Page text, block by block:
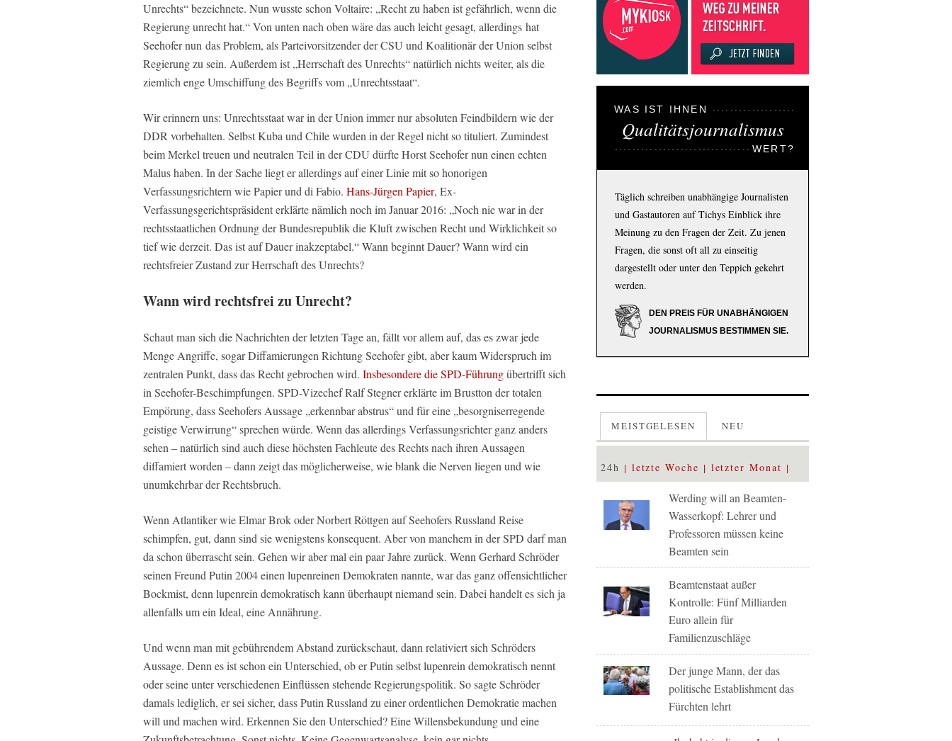
Unrechts“ bezeichnete. Nun wusste schon Voltaire: „Recht zu haben ist gefährlich, wenn die
Regierung unrecht hat.“ Von unten nach oben wäre das auch leicht gesagt, allerdings hat
Seehofer nun das Problem, als Parteivorsitzender der CSU und Koalitionär der Union selbst
Regierung zu sein. Außerdem ist „Herrschaft des Unrechts“ natürlich nichts weiter, als die
ziemlich enge Umschiffung des Begriffs vom „Unrechtsstaat“.
Wir erinnern uns: Unrechtsstaat war in der Union immer nur absoluten Feindbildern wie der
DDR vorbehalten. Selbst Kuba und Chile wurden in der Regel nicht so tituliert. Zumindest
beim Merkel treuen und neutralen Teil in der CDU dürfte Horst Seehofer nun einen echten
Malus haben. In der Sache liegt er allerdings auf einer Linie mit so honorigen
Verfassungsrichtern wie Papier und di Fabio. Hans-Jürgen Papier, Ex-
Verfassungsgerichtspräsident erklärte nämlich noch im Januar 2016: „Noch nie war in der
rechtsstaatlichen Ordnung der Bundesrepublik die Kluft zwischen Recht und Wirklichkeit so
tief wie derzeit. Das ist auf Dauer inakzeptabel.“ Wann beginnt Dauer? Wann wird ein
rechtsfreier Zustand zur Herrschaft des Unrechts?
Wann wird rechtsfrei zu Unrecht?
Schaut man sich die Nachrichten der letzten Tage an, fällt vor allem auf, das es zwar jede
Menge Angriffe, sogar Diffamierungen Richtung Seehofer gibt, aber kaum Widerspruch im
zentralen Punkt, dass das Recht gebrochen wird. Insbesondere die SPD-Führungübertrifft sich
in Seehofer-Beschimpfungen. SPD-Vizechef Ralf Stegner erklärte im Brustton der totalen
Empörung, dass Seehofers Aussage „erkennbar abstrus“ und für eine „besorgniserregende
geistige Verwirrung“ sprechen würde. Wenn das allerdings Verfassungsrichter ganz anders
sehen – natürlich sind auch diese höchsten Fachleute des Rechts nach ihren Aussagen
diffamiert worden – dann zeigt das möglicherweise, wie blank die Nerven liegen und wie
unumkehrbar der Rechtsbruch.
Wenn Atlantiker wie Elmar Brok oder Norbert Röttgen auf Seehofers Russland Reise
schimpfen, gut, dann sind sie wenigstens konsequent. Aber von manchem in der SPD darf man
da schon überrascht sein. Gehen wir aber mal ein paar Jahre zurück. Wenn Gerhard Schröder
seinen Freund Putin 2004 einen lupenreinen Demokraten nannte, war das ganz offensichtlicher
Bockmist, denn lupenrein demokratisch kann überhaupt niemand sein. Dabei handelt es sich ja
allenfalls um ein Ideal, eine Annährung.
Und wenn man mit gebührendem Abstand zurückschaut, dann relativiert sich Schröders
Aussage. Denn es ist schon ein Unterschied, ob er Putin selbst lupenrein demokratisch nennt
oder seine unter verschiedenen Einflüssen stehende Regierungspolitik. So sagte Schröder
damals lediglich, er sei sicher, dass Putin Russland zu einer ordentlichen Demokratie machen
will und machen wird. Erkennen Sie den Unterschied? Eine Willensbekundung und eine
WAS IST IHNEN
Qualitätsjournalismus
WERT?
Täglich schreiben unabhängige Journalisten
und Gastautoren auf Tichys Einblick ihre
Meinung zu den Fragen der Zeit. Zu jenen
Fragen, die sonst oft all zu einseitig
dargestellt oder unter den Teppich gekehrt
werden.
DEN PREIS FÜR UNABHÄNGIGEN
JOURNALISMUS BESTIMMEN SIE.
MEISTGELESEN NEU
24h letzte Woche letzter Monat
Werding will an Beamten-
Wasserkopf: Lehrer und
Professoren müssen keine
Beamten sein
Beamtenstaat außer
Kontrolle: Fünf Milliarden
Euro allein für
Familienzuschläge
Der junge Mann, der das
politische Establishment das
Fürchten lehrt